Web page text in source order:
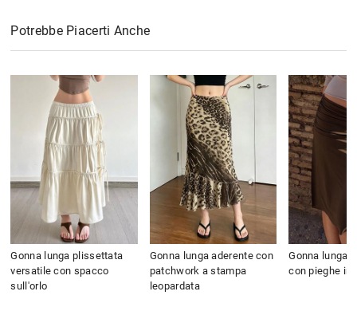
Potrebbe Piacerti Anche
Gonna lunga plissettata
versatile con spacco
sull'orlo
Gonna lunga aderente con
patchwork a stampa
leopardata
Gonna lunga
con pieghe in